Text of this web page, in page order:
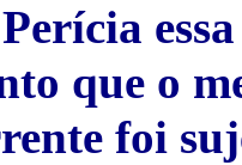
que o
foi